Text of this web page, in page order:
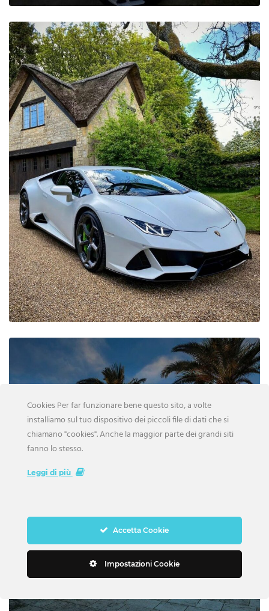
Cookies Per far funzionare bene questo sito, a volte
installiamo sul tuo dispositivo dei piccoli file di dati che si
chiamano "cookies". Anche la maggior parte dei grandi siti
fanno lo stesso.
Leggi di più
Accetta Cookie
Impostazioni Cookie